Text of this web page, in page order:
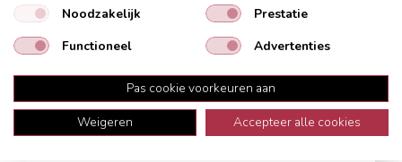
Noodzakelijk
Prestatie
Functioneel
Advertenties
Pas cookie voorkeuren aan
Weigeren
Accepteer alle cookies